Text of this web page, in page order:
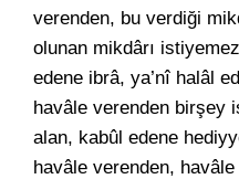
verenden, bu verdiği
olunan mikdârı
edene ibrâ, ya’nî halâl
havâle verenden birşey
alan, kabûl edene
havâle verenden,